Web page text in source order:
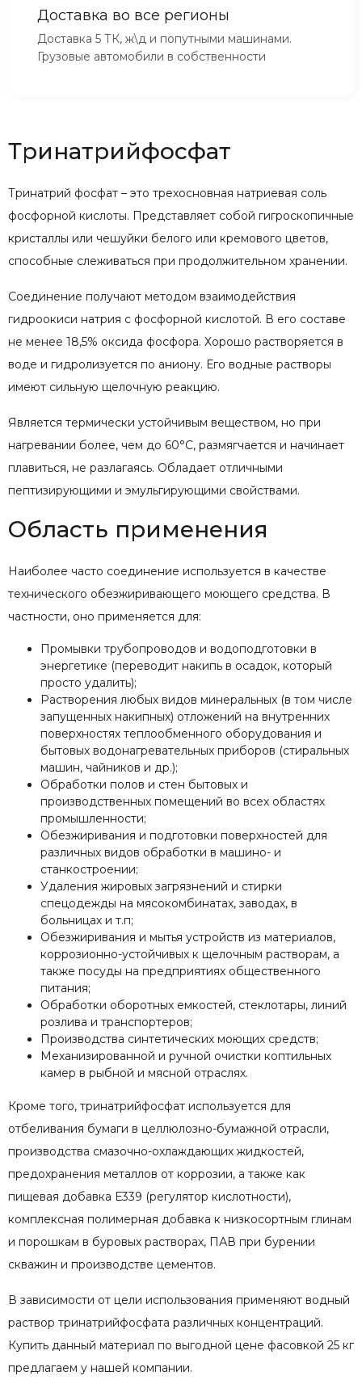
Доставка во все регионы
Доставка 5 ТК, ж\д и попутными машинами.
Грузовые автомобили в собственности
Тринатрийфосфат
Тринатрий фосфат – это трехосновная натриевая соль
фосфорной кислоты. Представляет собой гигроскопичные
кристаллы или чешуйки белого или кремового цветов,
способные слеживаться при продолжительном хранении.
Соединение получают методом взаимодействия
гидроокиси натрия с фосфорной кислотой. В его составе
не менее 18,5% оксида фосфора. Хорошо растворяется в
воде и гидролизуется по аниону. Его водные растворы
имеют сильную щелочную реакцию.
Является термически устойчивым веществом, но при
нагревании более, чем до 60°С, размягчается и начинает
плавиться, не разлагаясь. Обладает отличными
пептизирующими и эмульгирующими свойствами.
Область применения
Наиболее часто соединение используется в качестве
технического обезжиривающего моющего средства. В
частности, оно применяется для:
Промывки трубопроводов и водоподготовки в
энергетике (переводит накипь в осадок, который
просто удалить);
Растворения любых видов минеральных (в том числе
запущенных накипных) отложений на внутренних
поверхностях теплообменного оборудования и
бытовых водонагревательных приборов (стиральных
машин, чайников и др.);
Обработки полов и стен бытовых и
производственных помещений во всех областях
промышленности;
Обезжиривания и подготовки поверхностей для
различных видов обработки в машино- и
станкостроении;
Удаления жировых загрязнений и стирки
спецодежды на мясокомбинатах, заводах, в
больницах и т.п;
Обезжиривания и мытья устройств из материалов,
коррозионно-устойчивых к щелочным растворам, а
также посуды на предприятиях общественного
питания;
Обработки оборотных емкостей, стеклотары, линий
розлива и транспортеров;
Производства синтетических моющих средств;
Механизированной и ручной очистки коптильных
камер в рыбной и мясной отраслях.
Кроме того, тринатрийфосфат используется для
отбеливания бумаги в целлюлозно-бумажной отрасли,
производства смазочно-охлаждающих жидкостей,
предохранения металлов от коррозии, а также как
пищевая добавка Е339 (регулятор кислотности),
комплексная полимерная добавка к низкосортным глинам
и порошкам в буровых растворах, ПАВ при бурении
скважин и производстве цементов.
В зависимости от цели использования применяют водный
раствор тринатрийфосфата различных концентраций.
Купить данный материал по выгодной цене фасовкой 25 кг
предлагаем у нашей компании.